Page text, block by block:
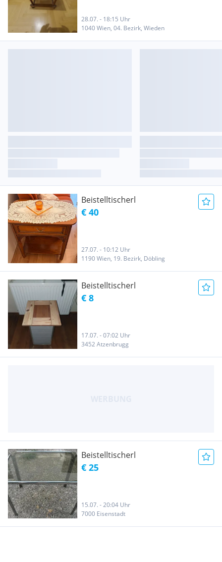
28.07. - 18:15 Uhr
1040 Wien, 04. Bezirk, Wieden
Beistelltischerl
€ 40
27.07. - 10:12 Uhr
1190 Wien, 19. Bezirk, Döbling
Beistelltischerl
€ 8
17.07. - 07:02 Uhr
3452 Atzenbrugg
Beistelltischerl
€ 25
15.07. - 20:04 Uhr
7000 Eisenstadt